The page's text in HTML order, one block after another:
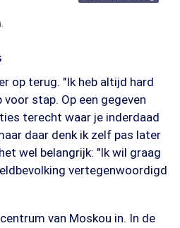
op terug. "Ik heb altijd hard
stap. Op een gegeven
terecht waar je inderdaad
daar denk ik zelf pas later
wel belangrijk: "Ik wil graag
vertegenwoordigd
van Moskou in. In de